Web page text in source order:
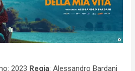
2023 Regia: Alessandro Bardani